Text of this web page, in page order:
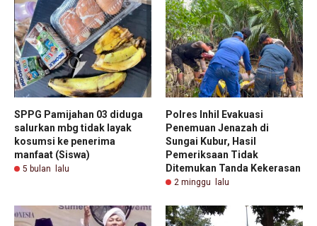
SPPG Pamijahan 03 diduga
salurkan mbg tidak layak
kosumsi ke penerima
manfaat (Siswa)
5 bulan lalu
Polres Inhil Evakuasi
Penemuan Jenazah di
Sungai Kubur, Hasil
Pemeriksaan Tidak
Ditemukan Tanda Kekerasan
2 minggu lalu